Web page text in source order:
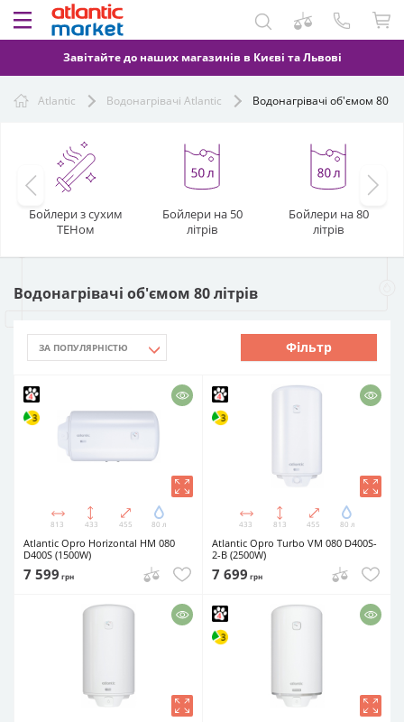
Завітайте до наших магазинів в Києві та Львові
Atlantic Водонагрівачі Atlantic Водонагрівачі об'ємом 80
Бойлери з сухим
ТЕНом
Бойлери на 50
літрів
Бойлери на 80
літрів
Водонагрівачі об'ємом 80 літрів
Фільтр
813 433 455 80 л
Atlantic Opro Horizontal HM 080
D400S (1500W)
7 599 грн
433 813 455 80 л
Atlantic Opro Turbo VM 080 D400S-
2-B (2500W)
7 699 грн